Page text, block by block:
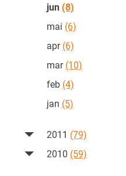
jun (8)
mai (6)
apr(6)
mar(10)
feb (4)
jan (5)
2011 (79)
2010 (59)